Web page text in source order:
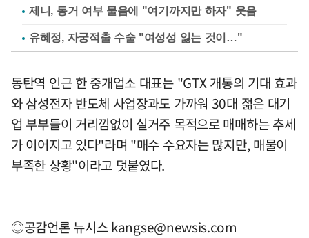
제니, 동거 여부 물음에 "여기까지만 하자" 웃음
유혜정, 자궁적출 수술 "여성성 잃는 것이…"
동탄역 인근 한 중개업소 대표는 "GTX 개통의 기대 효과
와 삼성전자 반도체 사업장과도 가까워 30대 젊은 대기
업 부부들이 거리낌없이 실거주 목적으로 매매하는 추세
가 이어지고 있다"라며 "매수 수요자는 많지만, 매물이
부족한 상황"이라고 덧붙였다.
◎공감언론 뉴시스kangse@newsis.com